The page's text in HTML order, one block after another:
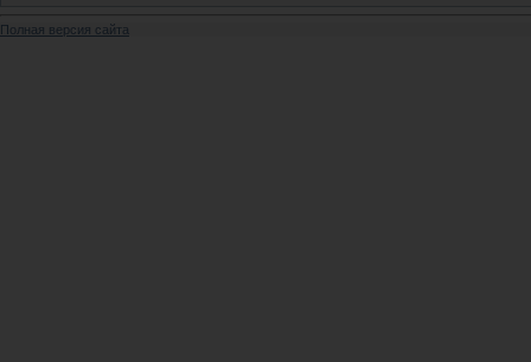
Полная версия сайта